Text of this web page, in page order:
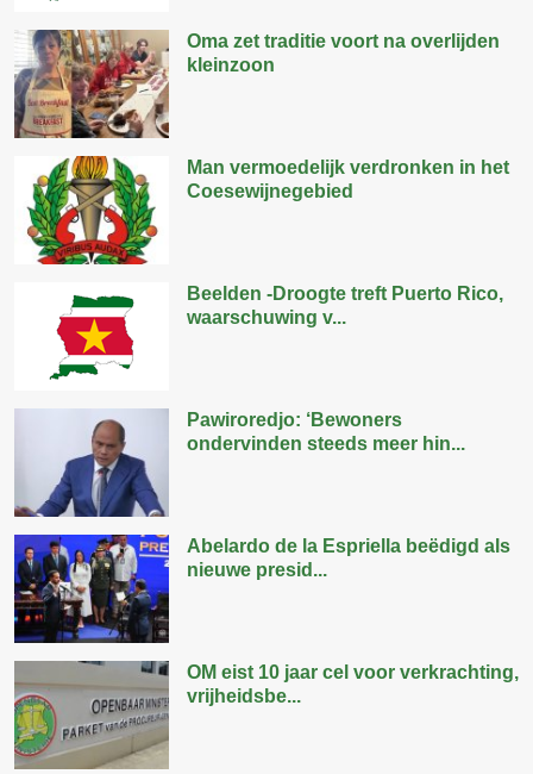
Oma zet traditie voort na overlijden
kleinzoon
Man vermoedelijk verdronken in het
Coesewijnegebied
Beelden -Droogte treft Puerto Rico,
waarschuwing v...
Pawiroredjo: ‘Bewoners
ondervinden steeds meer hin...
Abelardo de la Espriella beëdigd als
nieuwe presid...
OM eist 10 jaar cel voor verkrachting,
vrijheidsbe...